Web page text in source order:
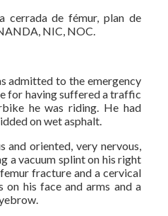
cerrada de fémur, plan de
NIC, NOC.
admitted to the emergency
for having suffered a traffic
he was riding. He had
on wet asphalt.
and oriented, very nervous,
a vacuum splint on his right
fracture and a cervical
on his face and arms and a